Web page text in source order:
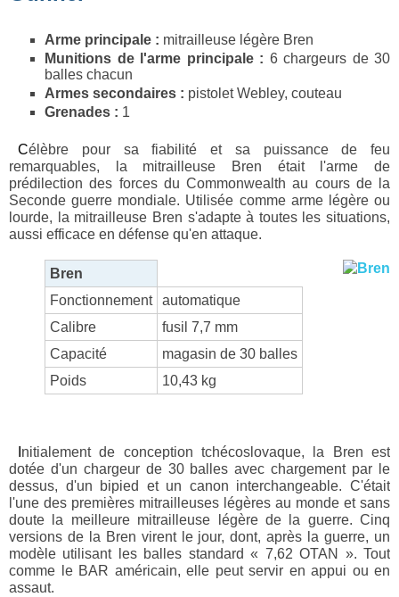
Arme principale : mitrailleuse légère Bren
Munitions de l'arme principale : 6 chargeurs de 30
balles chacun
Armes secondaires : pistolet Webley, couteau
Grenades : 1
Célèbre pour sa fiabilité et sa puissance de feu
remarquables, la mitrailleuse Bren était l'arme de
prédilection des forces du Commonwealth au cours de la
Seconde guerre mondiale. Utilisée comme arme légère ou
lourde, la mitrailleuse Bren s'adapte à toutes les situations,
aussi efficace en défense qu'en attaque.
Bren
Fonctionnement
automatique
Calibre
fusil 7,7 mm
Capacité
magasin de 30 balles
Poids
10,43 kg
dotée d'un chargeur de 30 balles avec chargement par le
dessus, d'un bipied et un canon interchangeable. C'était
l'une des premières mitrailleuses légères au monde et sans
doute la meilleure mitrailleuse légère de la guerre. Cinq
versions de la Bren virent le jour, dont, après la guerre, un
modèle utilisant les balles standard « 7,62 OTAN ». Tout
comme le BAR américain, elle peut servir en appui ou en
assaut.